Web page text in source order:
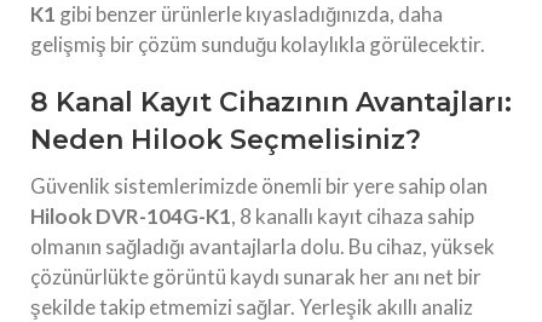
K1 gibi benzer ürünlerle kıyasladığınızda, daha
gelişmiş bir çözüm sunduğu kolaylıkla görülecektir.
8 Kanal Kayıt Cihazının Avantajları:
Neden Hilook Seçmelisiniz?
Güvenlik sistemlerimizde önemli bir yere sahip olan
Hilook DVR-104G-K1, 8 kanallı kayıt cihaza sahip
olmanın sağladığı avantajlarla dolu. Bu cihaz, yüksek
çözünürlükte görüntü kaydı sunarak her anı net bir
şekilde takip etmemizi sağlar. Yerleşik akıllı analiz